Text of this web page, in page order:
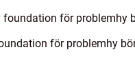
för problemhy
för problemhy